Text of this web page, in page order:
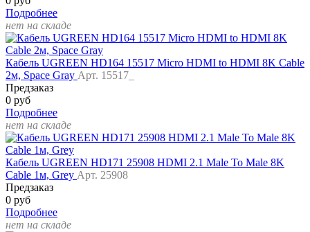
Подробнее
нет на складе
Кабель UGREEN HD164 15517 Micro HDMI to HDMI 8K Cable
2м, Space Gray Арт. 15517_
Предзаказ
0 руб
Подробнее
нет на складе
Кабель UGREEN HD171 25908 HDMI 2.1 Male To Male 8K
Cable 1м, Grey Арт. 25908
Предзаказ
0 руб
Подробнее
нет на складе